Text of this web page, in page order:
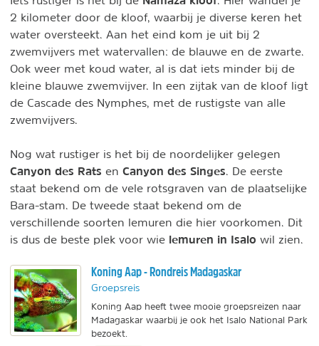
2 kilometer door de kloof, waarbij je diverse keren het
water oversteekt. Aan het eind kom je uit bij 2
zwemvijvers met watervallen: de blauwe en de zwarte.
Ook weer met koud water, al is dat iets minder bij de
kleine blauwe zwemvijver. In een zijtak van de kloof ligt
de Cascade des Nymphes, met de rustigste van alle
zwemvijvers.
Nog wat rustiger is het bij de noordelijker gelegen
Canyon des Rats en Canyon des Singes . De eerste
staat bekend om de vele rotsgraven van de plaatselijke
Bara-stam. De tweede staat bekend om de
verschillende soorten lemuren die hier voorkomen. Dit
is dus de beste plek voor wie lemuren in Isalo wil zien.
Koning Aap - Rondreis Madagaskar
Groepsreis
Koning Aap heeft twee mooie groepsreizen naar
Madagaskar waarbij je ook het Isalo National Park
bezoekt.